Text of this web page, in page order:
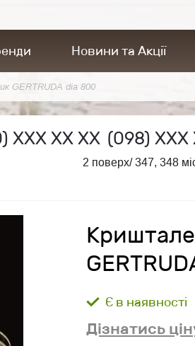
Новини та Акції
GERTRUDA dia 800
ХХХ ХХ ХХ (098) ХХХ
2 поверх/ 347, 348
Є в наявності
Дізнатись